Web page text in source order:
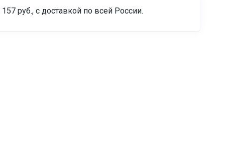
руб., с доставкой по всей России.